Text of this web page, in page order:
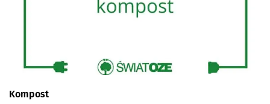
Kompost